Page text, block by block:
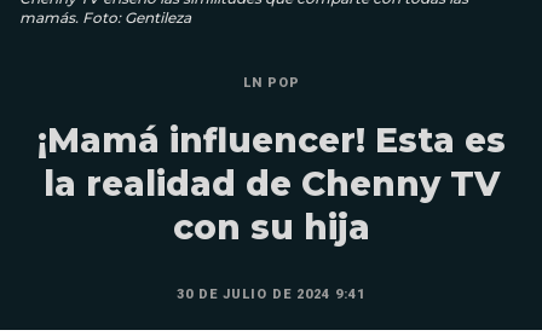
mamás. Foto: Gentileza
LN POP
¡Mamá influencer! Esta es
la realidad de Chenny TV
con su hija
30 DE JULIO DE 2024 9:41